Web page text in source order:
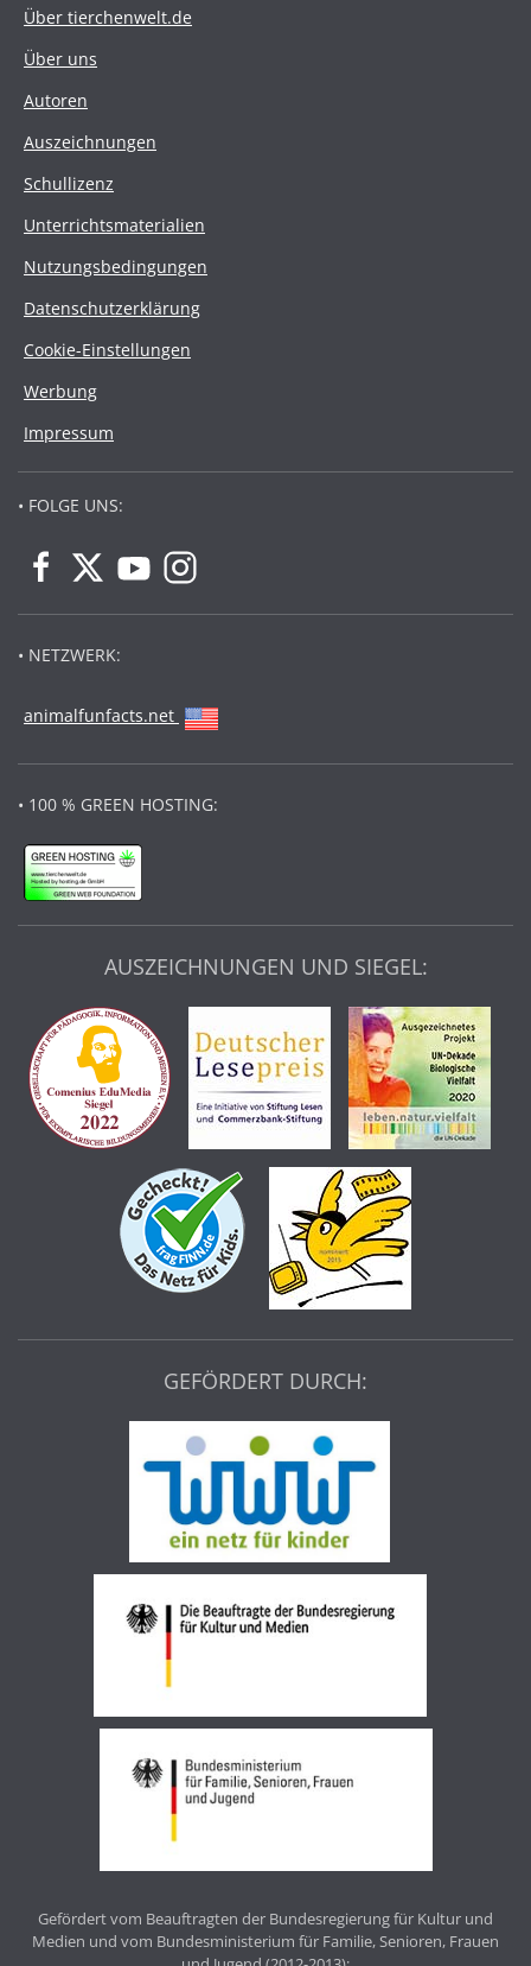
Über tierchenwelt.de
Über uns
Autoren
Auszeichnungen
Schullizenz
Unterrichtsmaterialien
Nutzungsbedingungen
Datenschutzerklärung
Cookie-Einstellungen
Werbung
Impressum
• FOLGE UNS:
• NETZWERK:
animalfunfacts.net
• 100 % GREEN HOSTING:
AUSZEICHNUNGEN UND SIEGEL:
GEFÖRDERT DURCH:
Gefördert vom Beauftragten der Bundesregierung für Kultur und
Medien und vom Bundesministerium für Familie, Senioren, Frauen